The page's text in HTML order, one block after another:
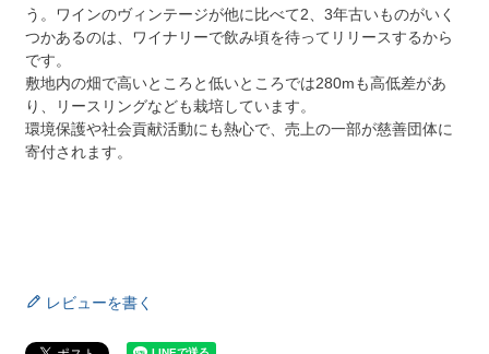
う。ワインのヴィンテージが他に比べて2、3年古いものがいく
つかあるのは、ワイナリーで飲み頃を待ってリリースするから
です。
敷地内の畑で高いところと低いところでは280mも高低差があ
り、リースリングなども栽培しています。
環境保護や社会貢献活動にも熱心で、売上の一部が慈善団体に
寄付されます。
レビューを書く